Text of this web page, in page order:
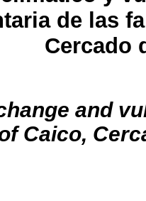
de las
Cercado
and
Caico,